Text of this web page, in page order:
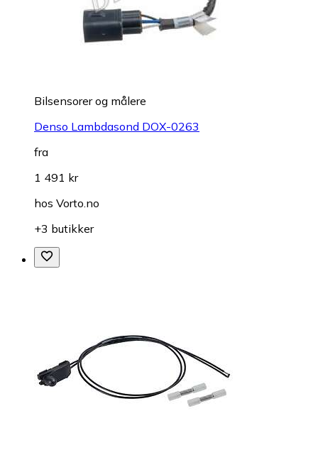
Bilsensorer og målere
Denso Lambdasond DOX-0263
fra
1 491 kr
hos Vorto.no
+3 butikker